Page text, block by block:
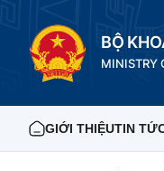
BỘ
MINISTRY
GIỚI THIỆUTIN